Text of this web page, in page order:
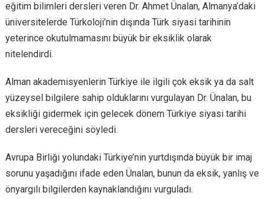
eğitim bilimleri dersleri veren Dr. Ahmet Ünalan, Almanya’daki
üniversitelerde Türkoloji’nin dışında Türk siyasi tarihinin
yeterince okutulmamasını büyük bir eksiklik olarak
nitelendirdi.
Alman akademisyenlerin Türkiye ile ilgili çok eksik ya da salt
yüzeysel bilgilere sahip olduklarını vurgulayan Dr. Ünalan, bu
eksikliği gidermek için gelecek dönem Türkiye siyasi tarihi
dersleri vereceğini söyledi.
Avrupa Birliği yolundaki Türkiye’nin yurtdışında büyük bir imaj
sorunu yaşadığını ifade eden Ünalan, bunun da eksik, yanlış ve
önyargılı bilgilerden kaynaklandığını vurguladı.